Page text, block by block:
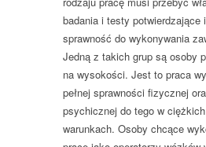
badania i testy potwierdzające
sprawność do wykonywania
Jedną z takich grup są osoby
na wysokości. Jest to praca
pełnej sprawności fizycznej
psychicznej do tego w ciężkich
warunkach. Osoby chcące